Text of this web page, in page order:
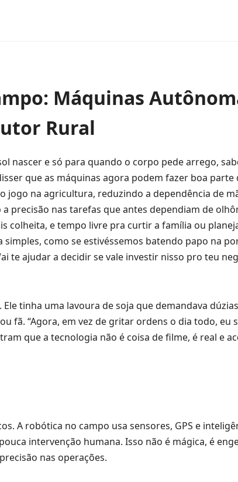
Máquinas
Rural
nascer e só para quando o corpo pede arrego,
que as máquinas agora podem fazer boa parte
jogo na agricultura, reduzindo a dependência de
precisão nas tarefas que antes dependiam de
colheita, e tempo livre pra curtir a família ou
como se estivéssemos batendo papo na
te ajudar a decidir se vale investir nisso pro teu
tinha uma lavoura de soja que demandava
fã. “Agora, em vez de gritar ordens o dia todo, eu
que a tecnologia não é coisa de filme, é real e
A robótica no campo usa sensores, GPS e
intervenção humana. Isso não é mágica, é
nas operações.